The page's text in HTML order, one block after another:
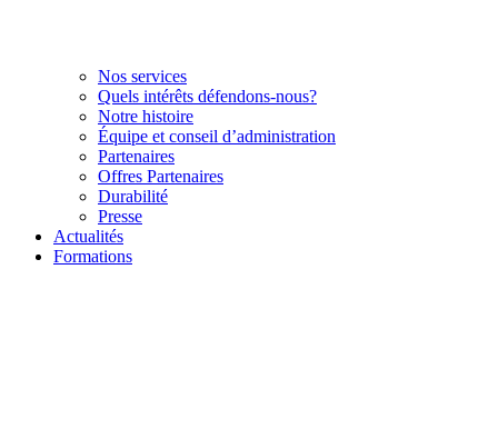
Nos services
Quels intérêts défendons-nous?
Notre histoire
Équipe et conseil d’administration
Partenaires
Offres Partenaires
Durabilité
Presse
Actualités
Formations